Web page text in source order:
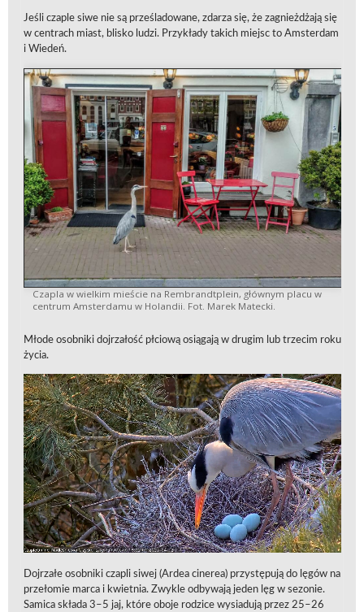
Jeśli czaple siwe nie są prześladowane, zdarza się, że zagnieżdżają się
w centrach miast, blisko ludzi. Przykłady takich miejsc to Amsterdam
i Wiedeń.
Czapla w wielkim mieście na Rembrandtplein, głównym placu w
centrum Amsterdamu w Holandii. Fot. Marek Matecki.
Młode osobniki dojrzałość płciową osiągają w drugim lub trzecim roku
życia.
Dojrzałe osobniki czapli siwej (Ardea cinerea) przystępują do lęgów na
przełomie marca i kwietnia. Zwykle odbywają jeden lęg w sezonie.
Samica składa 3–5 jaj, które oboje rodzice wysiadują przez 25–26